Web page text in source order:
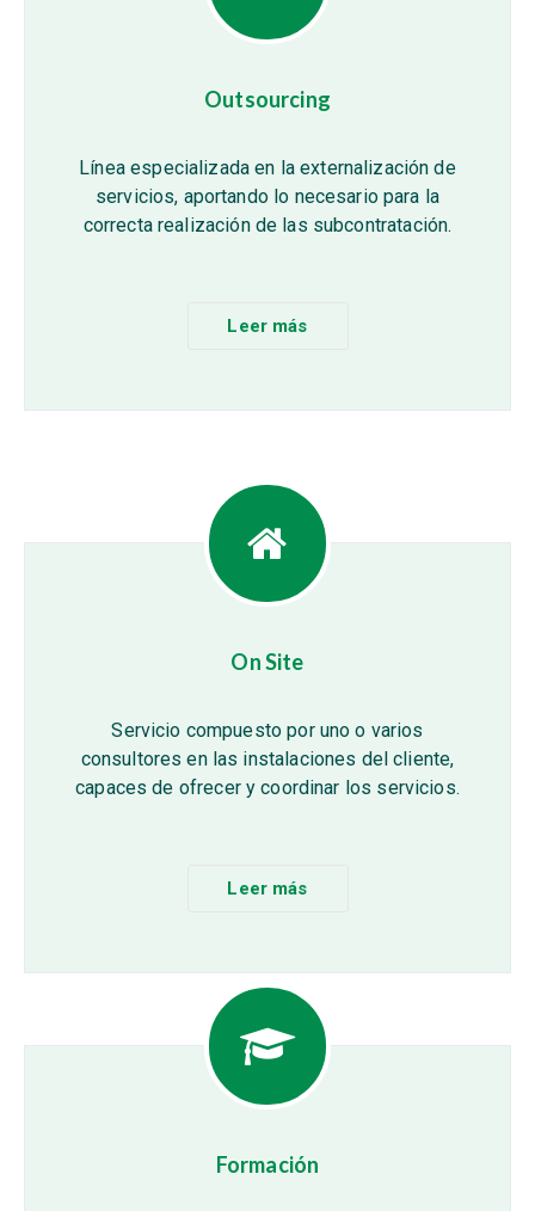
Outsourcing
Línea especializada en la externalización de
servicios, aportando lo necesario para la
correcta realización de las subcontratación.
Leer más
On Site
Servicio compuesto por uno o varios
consultores en las instalaciones del cliente,
capaces de ofrecer y coordinar los servicios.
Leer más
Formación